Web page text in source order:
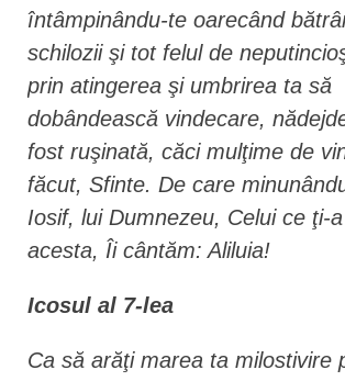
întâmpinându-te oarecând
schilozii şi tot felul de
prin atingerea şi umbrirea ta să
dobândească vindecare,
fost ruşinată, căci mulţime de
făcut, Sfinte. De care
Iosif, lui Dumnezeu, Celui ce ţi-
acesta, Îi cântăm: Aliluia!
Icosul al 7-lea
Ca să arăţi marea ta milostivire